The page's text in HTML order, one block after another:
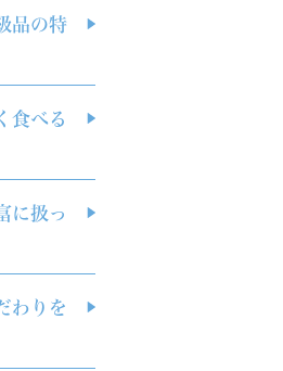
品の特
食べる
に扱っ
わりを